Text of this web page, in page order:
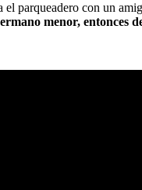
parqueadero con un
menor,